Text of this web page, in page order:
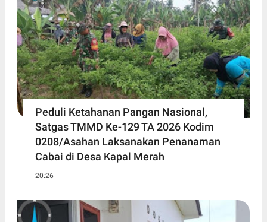
Peduli Ketahanan Pangan Nasional,
Satgas TMMD Ke-129 TA 2026 Kodim
0208/Asahan Laksanakan Penanaman
Cabai di Desa Kapal Merah
20:26